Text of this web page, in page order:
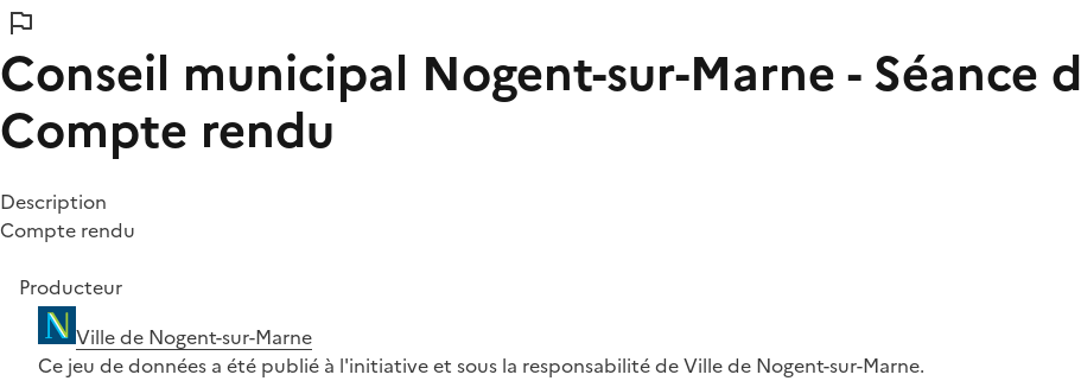
Conseil municipal Nogent-sur-Marne - Séance
Compte rendu
Description
Compte rendu
Producteur
Ville de Nogent-sur-Marne
Ce jeu de données a été publié à l'initiative et sous la responsabilité de Ville de Nogent-sur-Marne.